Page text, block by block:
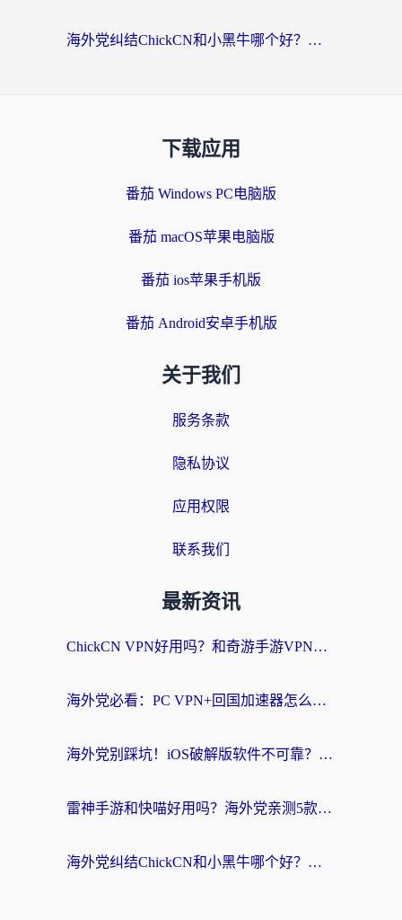
海外党纠结ChickCN和小黑牛哪个好？一篇帮你选对回国加速器的实用指南
下载应用
番茄 Windows PC电脑版
番茄 macOS苹果电脑版
番茄 ios苹果手机版
番茄 Android安卓手机版
关于我们
服务条款
隐私协议
应用权限
联系我们
最新资讯
ChickCN VPN好用吗？和奇游手游VPN对比哪个回国效果更好？海外党亲测实用指南
海外党必看：PC VPN+回国加速器怎么选？无缝访问国内资源全攻略
海外党别踩坑！iOS破解版软件不可靠？教你选对回国加速器无缝看国内资源
雷神手游和快喵好用吗？海外党亲测5款回国加速器，附斧牛Bling对比+微信视频号解决办法
海外党纠结ChickCN和小黑牛哪个好？一篇帮你选对回国加速器的实用指南